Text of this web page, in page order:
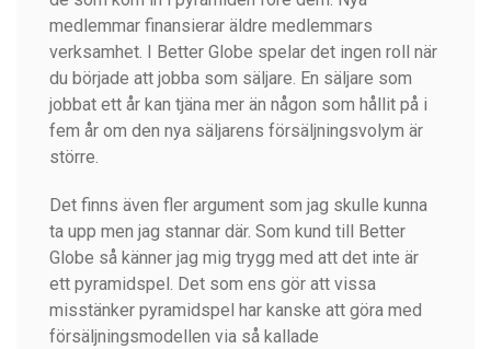
medlemmar finansierar äldre medlemmars
verksamhet. I Better Globe spelar det ingen roll när
du började att jobba som säljare. En säljare som
jobbat ett år kan tjäna mer än någon som hållit på i
fem år om den nya säljarens försäljningsvolym är
större.
Det finns även fler argument som jag skulle kunna
ta upp men jag stannar där. Som kund till Better
Globe så känner jag mig trygg med att det inte är
ett pyramidspel. Det som ens gör att vissa
misstänker pyramidspel har kanske att göra med
försäljningsmodellen via så kallade